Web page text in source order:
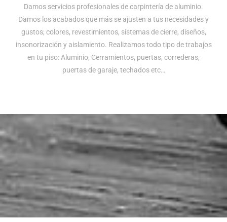
Damos servicios profesionales de carpintería de aluminio.
Damos los acabados que más se ajusten a tus necesidades y
gustos; colores, revestimientos, sistemas de cierre, diseños,
insonorización y aislamiento. Realizamos todo tipo de trabajos
en tu piso: Aluminio, Cerramientos, puertas, correderas,
puertas de garaje, techados etc…